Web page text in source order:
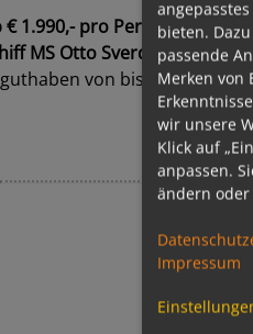
€ 1.990,- pro Personinklusive
MS Otto Sverdrupab
von bis zu € 400,-
bieten.
passende
Merken von
wir unsere
Klick auf
anpassen.
ändern
Impressum